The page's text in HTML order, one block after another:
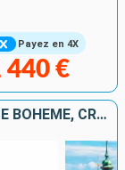
Payez en 4X
440 €
PRAGUE, DRESDE ET LES CHÂTEAUX DE BOHÊME, CROISIÈRE INÉDITE SUR L'ELBE ET LA MOLDAU SAUVAGE